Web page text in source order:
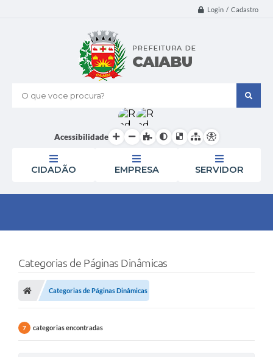
Login / Cadastro
O que voce procura?
Acessibilidade
CIDADÃO EMPRESA SERVIDOR
Categorias de Páginas Dinâmicas
Categorias de Páginas Dinâmicas
7 categorias encontradas